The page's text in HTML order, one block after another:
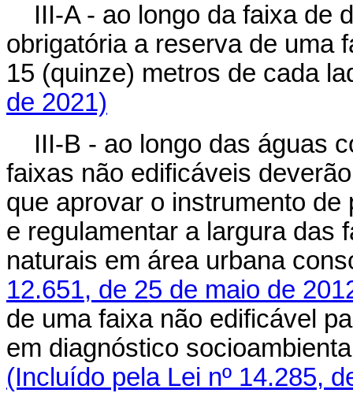
III-A - ao longo da faixa de
obrigatória a reserva de uma
15 (quinze) metros de cada
de 2021)
III-B - ao longo das águas
faixas não edificáveis
que aprovar o instrumento
e regulamentar a largura das
naturais em área urbana
12.651, de 25 de maio de
de uma faixa não edificável
em diagnóstico
(Incluído pela Lei nº 14.285,